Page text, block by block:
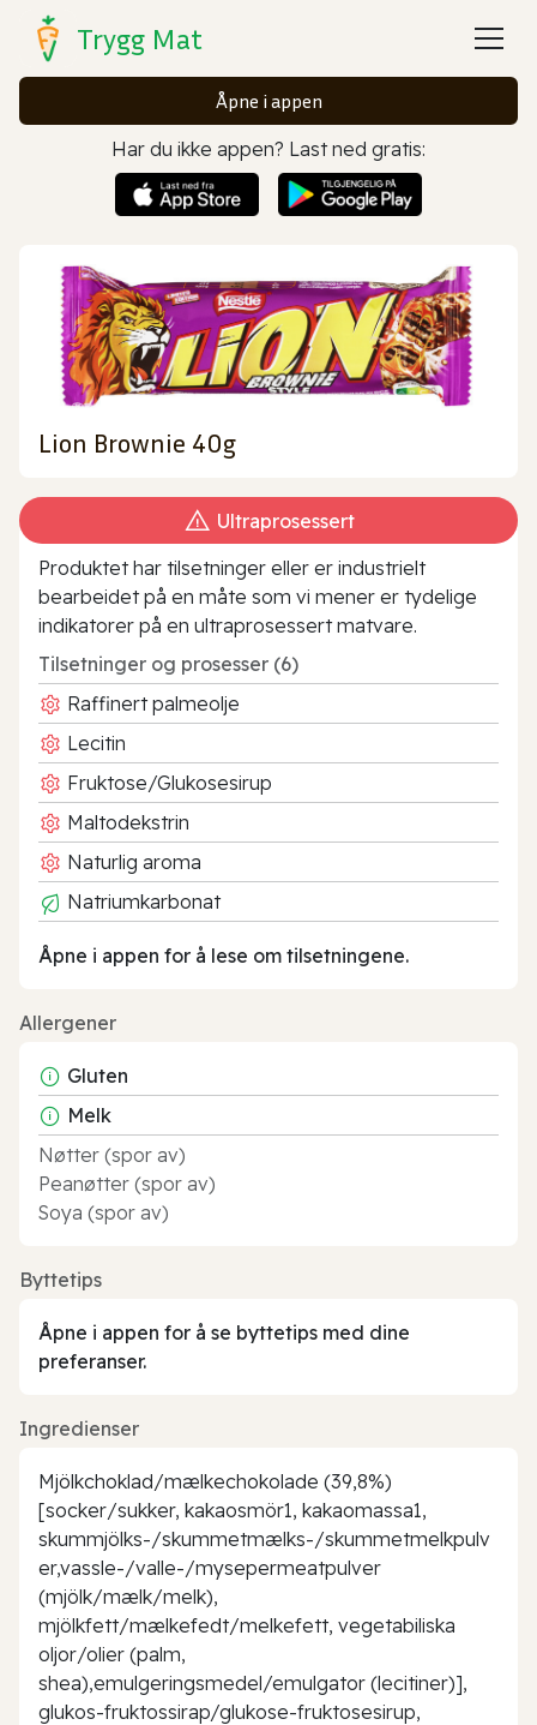
Trygg Mat
Åpne i appen
Har du ikke appen? Last ned gratis:
Lion Brownie 40g
Ultraprosessert
Produktet har tilsetninger eller er industrielt
bearbeidet på en måte som vi mener er tydelige
indikatorer på en ultraprosessert matvare.
Tilsetninger og prosesser (6)
Raffinert palmeolje
Lecitin
Fruktose/Glukosesirup
Maltodekstrin
Naturlig aroma
Natriumkarbonat
Åpne i appen for å lese om tilsetningene.
Allergener
Gluten
Melk
Nøtter (spor av)
Peanøtter (spor av)
Soya (spor av)
Byttetips
Åpne i appen for å se byttetips med dine
preferanser.
Ingredienser
Mjölkchoklad/mælkechokolade (39,8%)
[socker/sukker, kakaosmör1, kakaomassa1,
skummjölks-/skummetmælks-/skummetmelkpulv
er,vassle-/valle-/mysepermeatpulver
(mjölk/mælk/melk),
mjölkfett/mælkefedt/melkefett, vegetabiliska
oljor/olier (palm,
shea),emulgeringsmedel/emulgator (lecitiner)],
glukos-fruktossirap/glukose-fruktosesirup,